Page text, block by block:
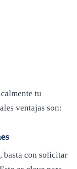
tu
ventajas son:
basta con solicitar